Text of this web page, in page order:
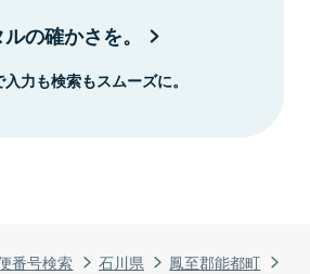
番号検索 石川県
鳳至郡能都町
の確かさを。
力も検索もスムーズに。